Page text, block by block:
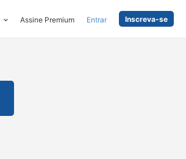
Assine Premium Entrar Inscreva-se